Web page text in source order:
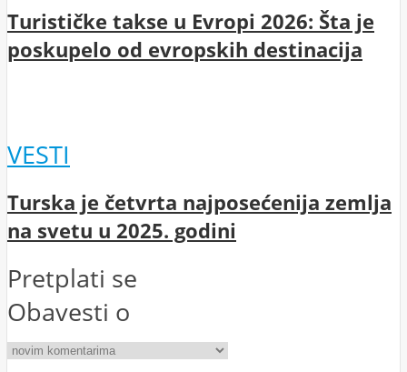
Turističke takse u Evropi 2026: Šta je
poskupelo od evropskih destinacija
VESTI
Turska je četvrta najposećenija zemlja
na svetu u 2025. godini
Pretplati se
Obavesti o